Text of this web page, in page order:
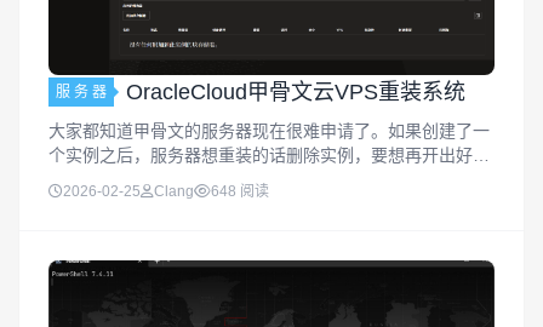
服 务 器 OracleCloud甲骨文云VPS重装系统
大家都知道甲骨文的服务器现在很难申请了。如果创建了一
个实例之后，服务器想重装的话删除实例，要想再开出好一
点比较困难。今天就给大家带来不用删除实例直接在服务器
中重装你想要的系统的教程，本示例使用Ubuntu为例。这种
2026-02-25 Clang 648 阅读